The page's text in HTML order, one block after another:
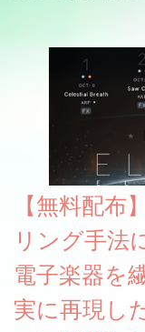
【無料配
リング手法
電子楽器を
実に再現し